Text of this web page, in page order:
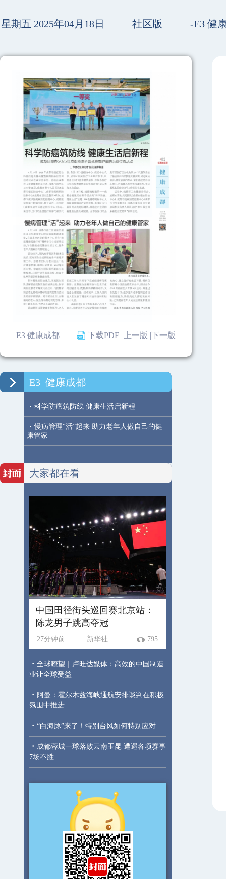
星期五 2025年04月18日 社区版 -E3 健
E3 健康成都 下载PDF 下一版
上一版 |
E3 健康成都
· 科学防癌筑防线 健康生活启新程
· 慢病管理“活”起来 助力老年人做自己的健
康管家
大家都在看
中国田径街头巡回赛北京站：
陈龙男子跳高夺冠
27分钟前 新华社 795
· 全球瞭望｜卢旺达媒体：高效的中国制造
业让全球受益
· 阿曼：霍尔木兹海峡通航安排谈判在积极
氛围中推进
· “白海豚”来了！特别台风如何特别应对
· 成都蓉城一球落败云南玉昆 遭遇各项赛事
7场不胜